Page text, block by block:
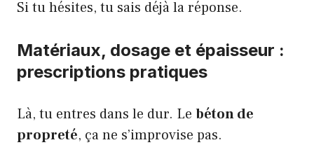
Si tu hésites, tu sais déjà la réponse.
Matériaux, dosage et épaisseur :
prescriptions pratiques
Là, tu entres dans le dur. Le béton de
propreté, ça ne s’improvise pas.